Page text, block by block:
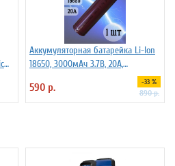
Аккумуляторная батарейка Li-Ion
18650, 3000мАч 3.7В, 20A,
высокомощный, незащищенный
590 р. -33 %
890 р.